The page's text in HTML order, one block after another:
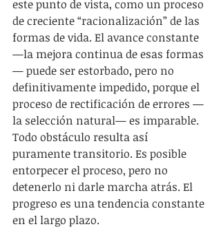
este punto de vista, como un proceso
de creciente “racionalización” de las
formas de vida. El avance constante
—la mejora continua de esas formas
— puede ser estorbado, pero no
definitivamente impedido, porque el
proceso de rectificación de errores —
la selección natural— es imparable.
Todo obstáculo resulta así
puramente transitorio. Es posible
entorpecer el proceso, pero no
detenerlo ni darle marcha atrás. El
progreso es una tendencia constante
en el largo plazo.